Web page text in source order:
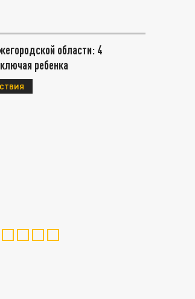
области: 4
ребенка